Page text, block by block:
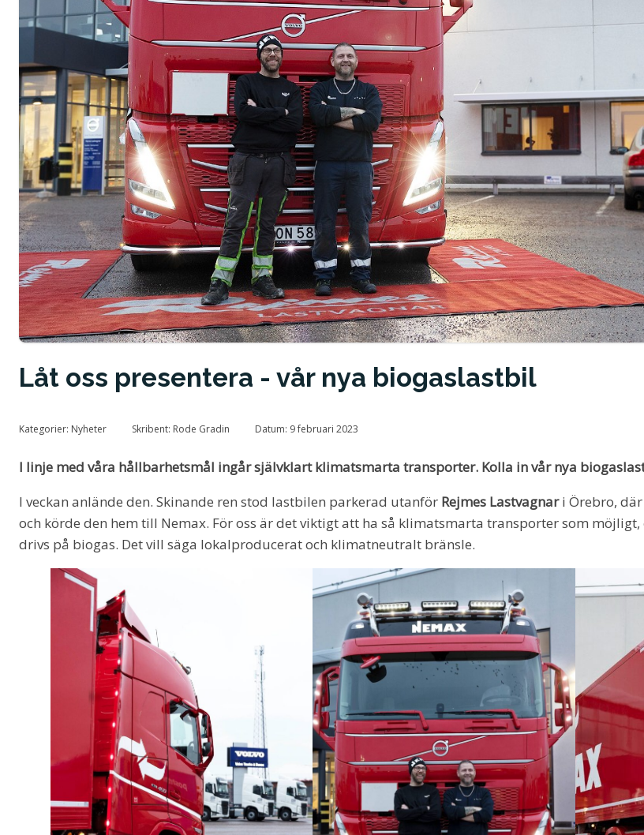
Låt oss presentera - vår nya biogaslastbil
Kategorier: Nyheter Skribent: Rode Gradin Datum: 9 februari 2023
I linje med våra hållbarhetsmål ingår självklart klimatsmarta transporter. Kolla in vår nya
I veckan anlände den. Skinande ren stod lastbilen parkerad utanför Rejmes Lastvagnari Örebro,
och körde den hem till Nemax. För oss är det viktigt att ha så klimatsmarta transporter som
drivs på biogas. Det vill säga lokalproducerat och klimatneutralt bränsle.
Tillstånd och certifiering